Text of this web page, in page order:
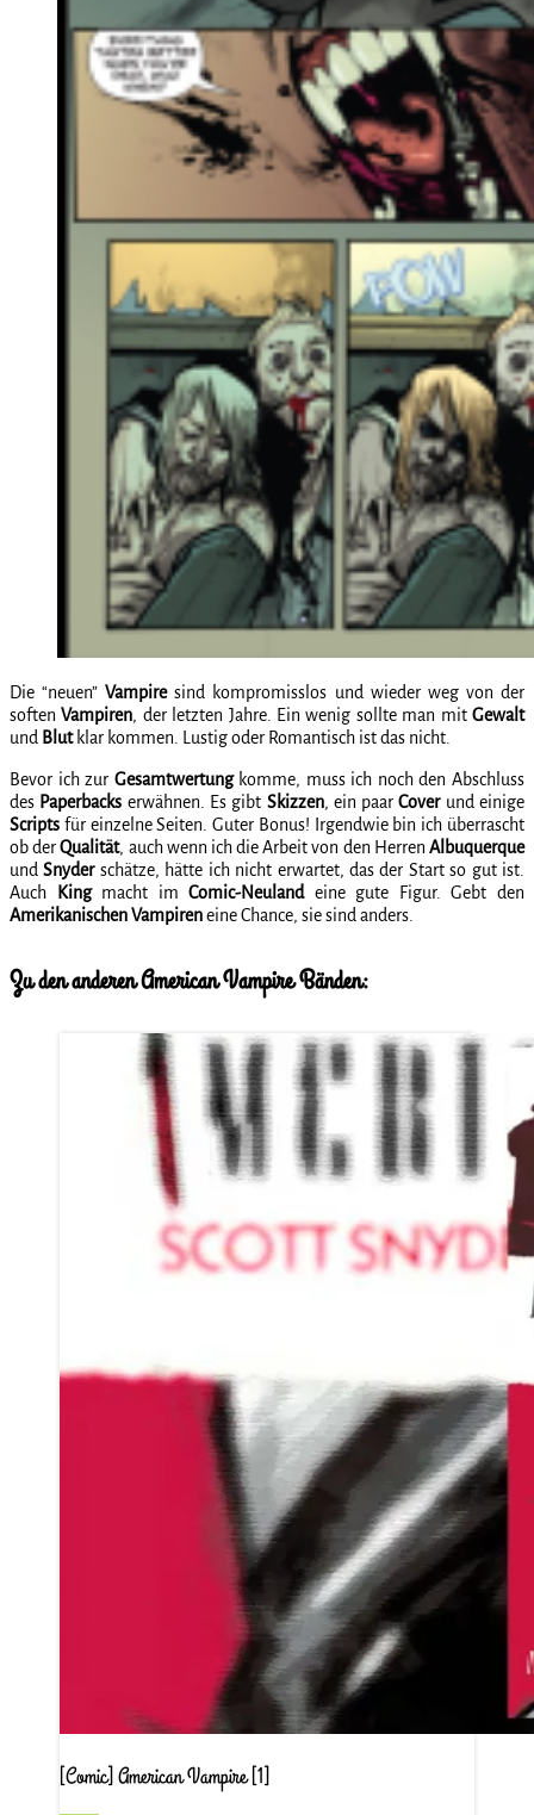
Die “neuen”Vampiresind kompromisslos und wieder weg von der
softenVampiren, der letzten Jahre. Ein wenig sollte man mitGewalt
und Blutklar kommen. Lustig oder Romantisch ist das nicht.
Bevor ich zur Gesamtwertungkomme, muss ich noch den Abschluss
des Paperbacks erwähnen. Es gibt Skizzen, ein paarCoverund einige
Scripts für einzelne Seiten. Guter Bonus! Irgendwie bin ich überrascht
ob derQualität, auch wenn ich die Arbeit von den HerrenAlbuquerque
undSnyderschätze, hätte ich nicht erwartet, das der Start so gut ist.
Auch
Kingmacht imComic-Neulandeine gute Figur. Gebt den
Amerikanischen Vampireneine Chance, sie sind anders.
Zu den anderen American Vampire Bänden:
[Comic] American Vampire [1]